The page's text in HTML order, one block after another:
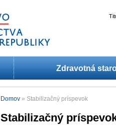
Zdravotná
Domov » Stabilizačný príspevok
Stabilizačný